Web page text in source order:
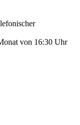
von 16:30 Uhr